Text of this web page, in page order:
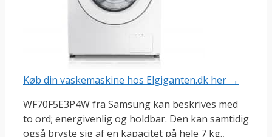
Køb din vaskemaskine hos Elgiganten.dk her →
WF70F5E3P4W fra Samsung kan beskrives med
to ord; energivenlig og holdbar. Den kan samtidig
også bryste sig af en kapacitet på hele 7 kg.,